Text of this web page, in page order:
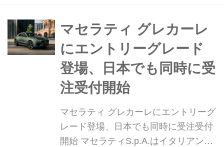
マセラティ グレカーレ
にエントリーグレード
登場、日本でも同時に受
注受付開始
マセラティ グレカーレにエントリーグ
レード登場、日本でも同時に受注受付
開始 マセラティS.p.A.はイタリアン・